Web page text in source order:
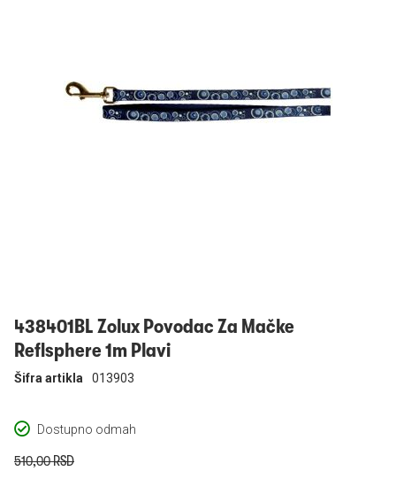
438401BL Zolux Povodac Za Mačke
Reflsphere 1m Plavi
Dostupno odmah
Šifra artikla 013903
510,00 RSD